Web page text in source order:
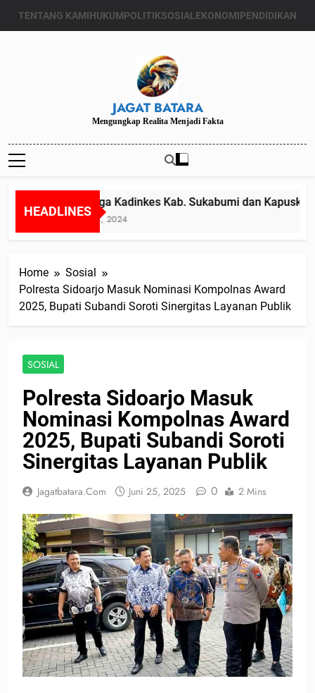
TENTANG KAMIHUKUMPOLITIKSOSIALEKONOMIPENDIDIKAN
JAGAT BATARA
Mengungkap Realita Menjadi Fakta
HEADLINES
Diduga Kadinkes Kab. Sukabumi dan
Juli 24, 2024
Home
Sosial
Polresta Sidoarjo Masuk Nominasi Kompolnas Award
2025, Bupati Subandi Soroti Sinergitas Layanan Publik
SOSIAL
Polresta Sidoarjo Masuk
Nominasi Kompolnas Award
2025, Bupati Subandi Soroti
Sinergitas Layanan Publik
Jagatbatara.com Juni 25, 2025 0 2 Mins